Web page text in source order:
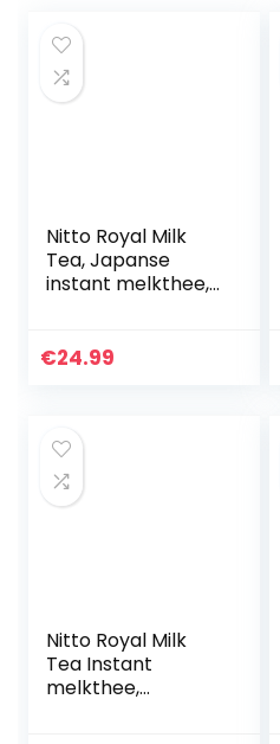
Nitto Royal Milk
Tea, Japanse
instant melkthee,
set van 3 pakjes
€24.99
Nitto Royal Milk
Tea Instant
melkthee,